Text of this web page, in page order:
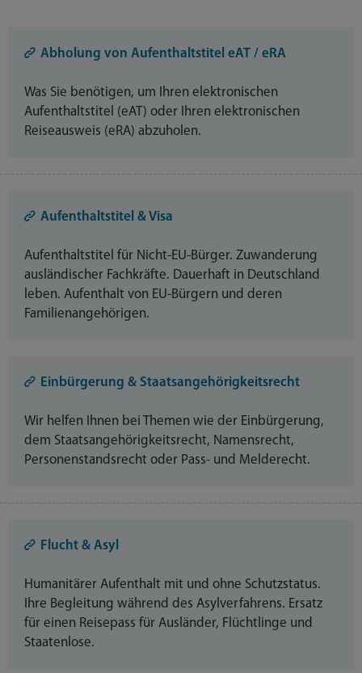
Abholung von Aufenthaltstitel eAT / eRA
Was Sie benötigen, um Ihren elektronischen
Aufenthaltstitel (eAT) oder Ihren elektronischen
Reiseausweis (eRA) abzuholen.
Aufenthaltstitel & Visa
Aufenthaltstitel für Nicht-EU-Bürger. Zuwanderung
ausländischer Fachkräfte. Dauerhaft in Deutschland
leben. Aufenthalt von EU-Bürgern und deren
Familienangehörigen.
Einbürgerung & Staatsangehörigkeitsrecht
Wir helfen Ihnen bei Themen wie der Einbürgerung,
dem Staatsangehörigkeitsrecht, Namensrecht,
Personenstandsrecht oder Pass- und Melderecht.
Flucht & Asyl
Humanitärer Aufenthalt mit und ohne Schutzstatus.
Ihre Begleitung während des Asylverfahrens. Ersatz
für einen Reisepass für Ausländer, Flüchtlinge und
Staatenlose.